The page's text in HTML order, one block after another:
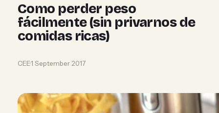
Como perder peso
fácilmente (sin privarnos de
comidas ricas)
CEE·1 September 2017